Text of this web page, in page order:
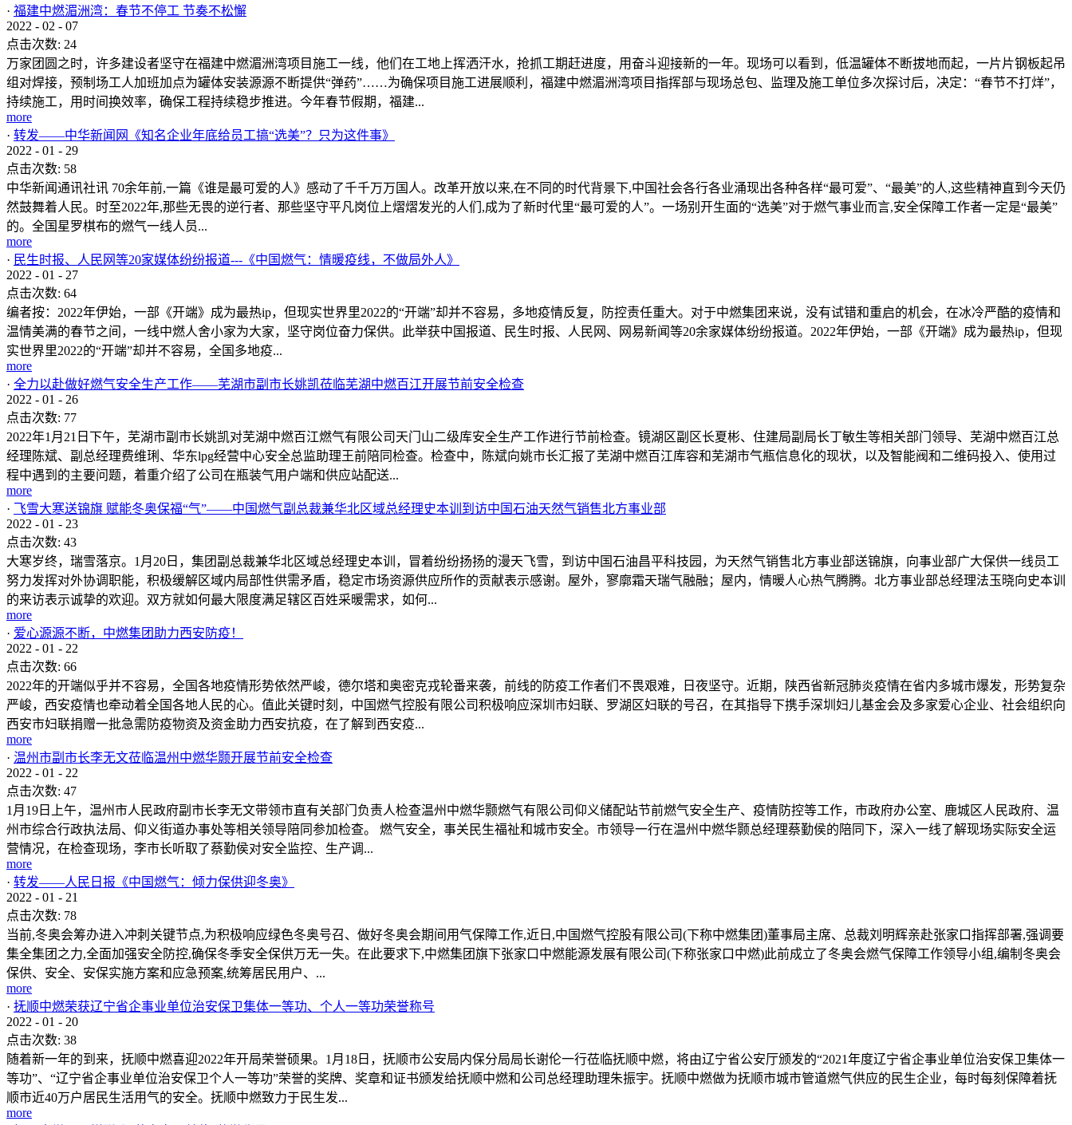
· 福建中燃湄洲湾：春节不停工 节奏不松懈
2022 - 02 - 07
点击次数: 24
万家团圆之时，许多建设者坚守在福建中燃湄洲湾项目施工一线，他们在工地上挥洒汗水，抢抓工期赶进度，用奋斗迎接新的一年。现场可以看到，低温罐体不断拔地而起，一片片钢板起吊
组对焊接，预制场工人加班加点为罐体安装源源不断提供“弹药”……为确保项目施工进展顺利，福建中燃湄洲湾项目指挥部与现场总包、监理及施工单位多次探讨后，决定：“春节不打烊”，
持续施工，用时间换效率，确保工程持续稳步推进。今年春节假期，福建...
more
· 转发——中华新闻网《知名企业年底给员工搞“选美”？只为这件事》
2022 - 01 - 29
点击次数: 58
中华新闻通讯社讯 70余年前,一篇《谁是最可爱的人》感动了千千万万国人。改革开放以来,在不同的时代背景下,中国社会各行各业涌现出各种各样“最可爱”、“最美”的人,这些精神直到今天仍
然鼓舞着人民。时至2022年,那些无畏的逆行者、那些坚守平凡岗位上熠熠发光的人们,成为了新时代里“最可爱的人”。一场别开生面的“选美”对于燃气事业而言,安全保障工作者一定是“最美”
的。全国星罗棋布的燃气一线人员...
more
· 民生时报、人民网等20家媒体纷纷报道---《中国燃气：情暖疫线，不做局外人》
2022 - 01 - 27
点击次数: 64
编者按：2022年伊始，一部《开端》成为最热ip，但现实世界里2022的“开端”却并不容易，多地疫情反复，防控责任重大。对于中燃集团来说，没有试错和重启的机会，在冰冷严酷的疫情和
温情美满的春节之间，一线中燃人舍小家为大家，坚守岗位奋力保供。此举获中国报道、民生时报、人民网、网易新闻等20余家媒体纷纷报道。2022年伊始，一部《开端》成为最热ip，但现
实世界里2022的“开端”却并不容易，全国多地疫...
more
· 全力以赴做好燃气安全生产工作——芜湖市副市长姚凯莅临芜湖中燃百江开展节前安全检查
2022 - 01 - 26
点击次数: 77
2022年1月21日下午，芜湖市副市长姚凯对芜湖中燃百江燃气有限公司天门山二级库安全生产工作进行节前检查。镜湖区副区长夏彬、住建局副局长丁敏生等相关部门领导、芜湖中燃百江总
经理陈斌、副总经理费维琍、华东lpg经营中心安全总监助理王前陪同检查。检查中，陈斌向姚市长汇报了芜湖中燃百江库容和芜湖市气瓶信息化的现状，以及智能阀和二维码投入、使用过
程中遇到的主要问题，着重介绍了公司在瓶装气用户端和供应站配送...
more
· 飞雪大寒送锦旗 赋能冬奥保福“气”——中国燃气副总裁兼华北区域总经理史本训到访中国石油天然气销售北方事业部
2022 - 01 - 23
点击次数: 43
大寒岁终，瑞雪落京。1月20日，集团副总裁兼华北区域总经理史本训，冒着纷纷扬扬的漫天飞雪，到访中国石油昌平科技园，为天然气销售北方事业部送锦旗，向事业部广大保供一线员工
努力发挥对外协调职能，积极缓解区域内局部性供需矛盾，稳定市场资源供应所作的贡献表示感谢。屋外，寥廓霜天瑞气融融；屋内，情暖人心热气腾腾。北方事业部总经理法玉晓向史本训
的来访表示诚挚的欢迎。双方就如何最大限度满足辖区百姓采暖需求，如何...
more
· 爱心源源不断，中燃集团助力西安防疫！
2022 - 01 - 22
点击次数: 66
2022年的开端似乎并不容易，全国各地疫情形势依然严峻，德尔塔和奥密克戎轮番来袭，前线的防疫工作者们不畏艰难，日夜坚守。近期，陕西省新冠肺炎疫情在省内多城市爆发，形势复杂
严峻，西安疫情也牵动着全国各地人民的心。值此关键时刻，中国燃气控股有限公司积极响应深圳市妇联、罗湖区妇联的号召，在其指导下携手深圳妇儿基金会及多家爱心企业、社会组织向
西安市妇联捐赠一批急需防疫物资及资金助力西安抗疫，在了解到西安疫...
more
· 温州市副市长李无文莅临温州中燃华颢开展节前安全检查
2022 - 01 - 22
点击次数: 47
1月19日上午，温州市人民政府副市长李无文带领市直有关部门负责人检查温州中燃华颢燃气有限公司仰义储配站节前燃气安全生产、疫情防控等工作，市政府办公室、鹿城区人民政府、温
州市综合行政执法局、仰义街道办事处等相关领导陪同参加检查。 燃气安全，事关民生福祉和城市安全。市领导一行在温州中燃华颢总经理蔡勤侯的陪同下，深入一线了解现场实际安全运
营情况，在检查现场，李市长听取了蔡勤侯对安全监控、生产调...
more
· 转发——人民日报《中国燃气：倾力保供迎冬奥》
2022 - 01 - 21
点击次数: 78
当前,冬奥会筹办进入冲刺关键节点,为积极响应绿色冬奥号召、做好冬奥会期间用气保障工作,近日,中国燃气控股有限公司(下称中燃集团)董事局主席、总裁刘明辉亲赴张家口指挥部署,强调要
集全集团之力,全面加强安全防控,确保冬季安全保供万无一失。在此要求下,中燃集团旗下张家口中燃能源发展有限公司(下称张家口中燃)此前成立了冬奥会燃气保障工作领导小组,编制冬奥会
保供、安全、安保实施方案和应急预案,统筹居民用户、...
more
· 抚顺中燃荣获辽宁省企事业单位治安保卫集体一等功、个人一等功荣誉称号
2022 - 01 - 20
点击次数: 38
随着新一年的到来，抚顺中燃喜迎2022年开局荣誉硕果。1月18日，抚顺市公安局内保分局局长谢伦一行莅临抚顺中燃，将由辽宁省公安厅颁发的“2021年度辽宁省企事业单位治安保卫集体一
等功”、“辽宁省企事业单位治安保卫个人一等功”荣誉的奖牌、奖章和证书颁发给抚顺中燃和公司总经理助理朱振宇。抚顺中燃做为抚顺市城市管道燃气供应的民生企业，每时每刻保障着抚
顺市近40万户居民生活用气的安全。抚顺中燃致力于民生发...
more